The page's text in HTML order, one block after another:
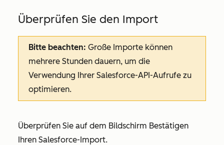
Überprüfen Sie den Import
Bitte beachten: Große Importe können
mehrere Stunden dauern, um die
Verwendung Ihrer Salesforce-API-Aufrufe zu
optimieren.
Überprüfen Sie auf dem Bildschirm Bestätigen
Ihren Salesforce-Import.